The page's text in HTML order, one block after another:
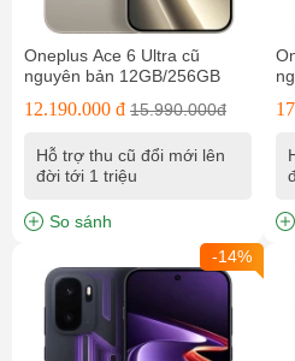
Oneplus Ace 6 Ultra cũ
nguyên bản 12GB/256GB
12.190.000 đ 15.990.000đ
Hỗ trợ thu cũ đổi mới lên
đời tới 1 triệu
So sánh
-14%